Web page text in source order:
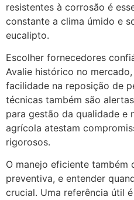
resistentes à corrosão é
constante a clima úmido e
eucalipto.
Escolher fornecedores
Avalie histórico no
facilidade na reposição de
técnicas também são
para gestão da qualidade e
agrícola atestam
rigorosos.
O manejo eficiente também
preventiva, e entender
crucial. Uma referência útil